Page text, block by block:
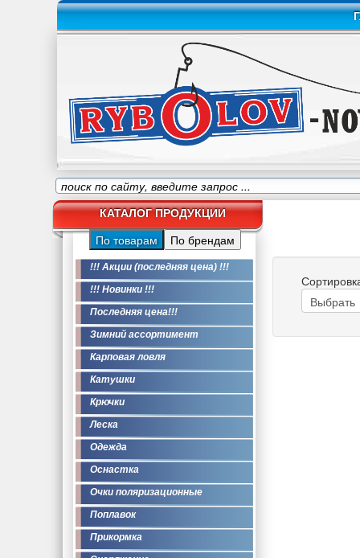
КАТАЛОГ ПРОДУКЦИИ
По товарам По брендам
!!! Акции (последняя цена) !!!
!!! Новинки !!!
Последняя цена!!!
Зимний ассортимент
Карповая ловля
Катушки
Крючки
Леска
Одежда
Оснастка
Очки поляризационные
Поплавок
Прикормка